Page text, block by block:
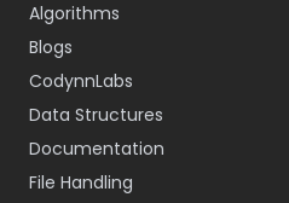
Algorithms
Blogs
CodynnLabs
Data Structures
Documentation
File Handling